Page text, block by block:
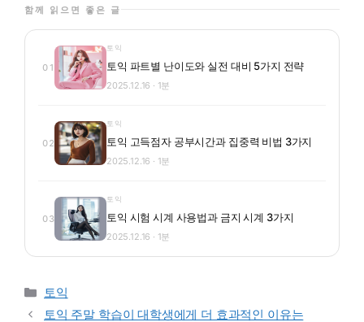
함께 읽으면 좋은 글
01
토익
토익 파트별 난이도와 실전 대비 5가지 전략
2025.12.16 · 1분
02
토익
토익 고득점자 공부시간과 집중력 비법 3가지
2025.12.16 · 1분
03
토익
토익 시험 시계 사용법과 금지 시계 3가지
2025.12.16 · 1분
카테고리
토익
토익 주말 학습이 대학생에게 더 효과적인 이유는